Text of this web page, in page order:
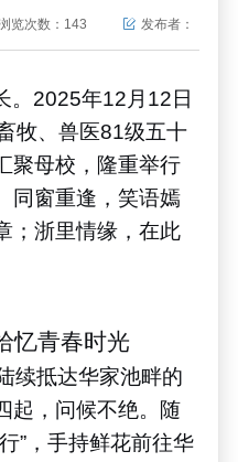
览次数： 143 发布者：
2025年12 月 12日
牧、兽医81级五十
聚母校，隆重举行
同窗重逢，笑语嫣
；浙里情缘，在此
忆青春时光
续抵达华家池畔的
起，问候不绝。随
”，手持鲜花前往华